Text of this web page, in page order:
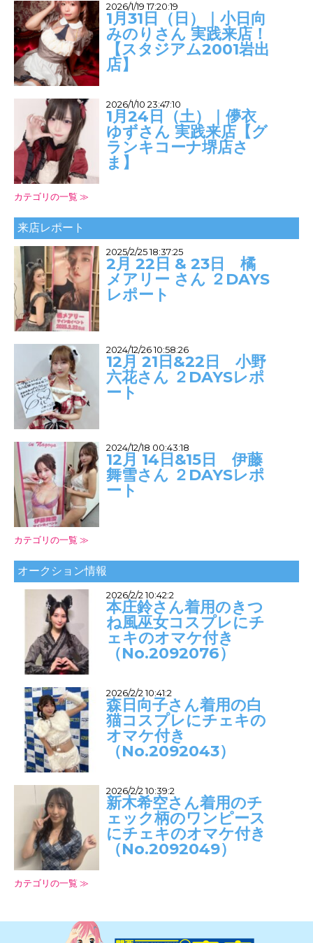
2026/1/19 17:20:19
1月31日（日）｜小日向
みのりさん 実践来店！
【スタジアム2001岩出
店】
2026/1/10 23:47:10
1月24日（土）｜儚衣
ゆずさん 実践来店【グ
ランキコーナ堺店さ
ま】
カテゴリの一覧 ≫
来店レポート
2025/2/25 18:37:25
2月 22日 & 23日 橘
メアリー さん ２DAYS
レポート
2024/12/26 10:58:26
12月 21日&22日 小野
六花さん ２DAYSレポ
ート
2024/12/18 00:43:18
12月 14日&15日 伊藤
舞雪さん ２DAYSレポ
ート
カテゴリの一覧 ≫
オークション情報
2026/2/2 10:42:2
本庄鈴さん着用のきつ
ね風巫女コスプレにチ
ェキのオマケ付き
（No.2092076）
2026/2/2 10:41:2
森日向子さん着用の白
猫コスプレにチェキの
オマケ付き
（No.2092043）
2026/2/2 10:39:2
新木希空さん着用のチ
ェック柄のワンピース
にチェキのオマケ付き
（No.2092049）
カテゴリの一覧 ≫